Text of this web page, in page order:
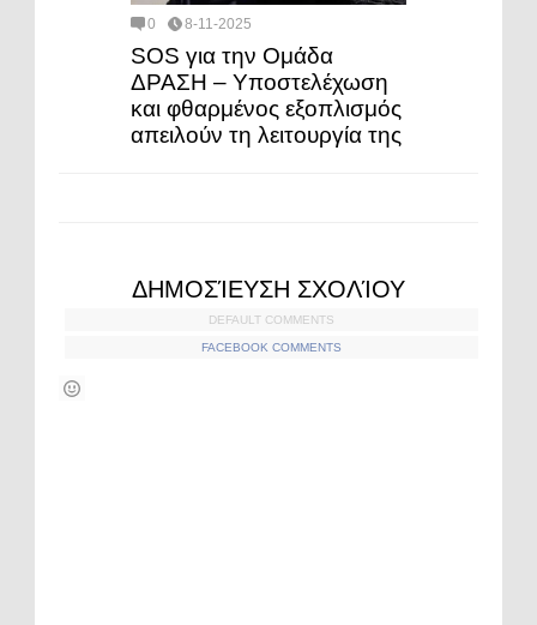
0 8-11-2025
SOS για την Ομάδα
ΔΡΑΣΗ – Υποστελέχωση
και φθαρμένος εξοπλισμός
απειλούν τη λειτουργία της
ΔΗΜΟΣΊΕΥΣΗ ΣΧΟΛΊΟΥ
DEFAULT COMMENTS
FACEBOOK COMMENTS